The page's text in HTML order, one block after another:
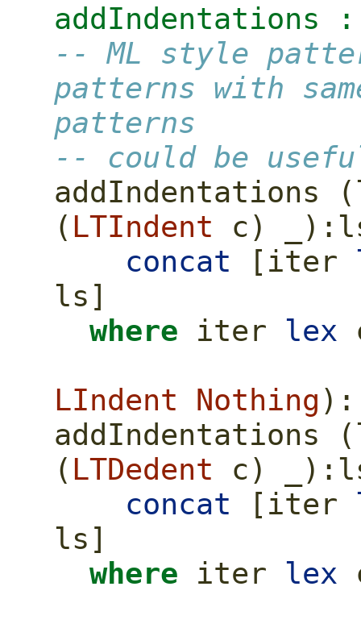
addIndentations
-- ML style
patterns with
patterns
-- could be
addIndentations
( LTIndent c) _) :
concat [iter
ls]
where iter lex
LIndent
Nothing ) :
addIndentations
( LTDedent c) _) :
concat [iter
ls]
where iter lex